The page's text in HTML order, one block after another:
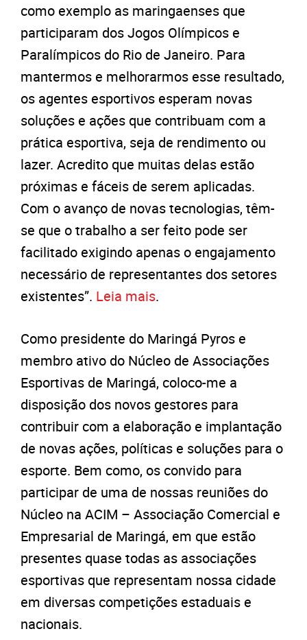
como exemplo as maringaenses que
participaram dos Jogos Olímpicos e
Paralímpicos do Rio de Janeiro. Para
mantermos e melhorarmos esse resultado,
os agentes esportivos esperam novas
soluções e ações que contribuam com a
prática esportiva, seja de rendimento ou
lazer. Acredito que muitas delas estão
próximas e fáceis de serem aplicadas.
Com o avanço de novas tecnologias, têm-
se que o trabalho a ser feito pode ser
facilitado exigindo apenas o engajamento
necessário de representantes dos setores
existentes”. Leia mais.
Como presidente do Maringá Pyros e
membro ativo do Núcleo de Associações
Esportivas de Maringá, coloco-me a
disposição dos novos gestores para
contribuir com a elaboração e implantação
de novas ações, políticas e soluções para o
esporte. Bem como, os convido para
participar de uma de nossas reuniões do
Núcleo na ACIM – Associação Comercial e
Empresarial de Maringá, em que estão
presentes quase todas as associações
esportivas que representam nossa cidade
em diversas competições estaduais e
nacionais.